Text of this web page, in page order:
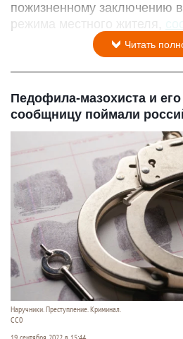
пожизненному заключению
режима местного жителя,
Читать
Педофила-мазохиста и
сообщницу поймали
Наручники. Преступление. Криминал.
CC0